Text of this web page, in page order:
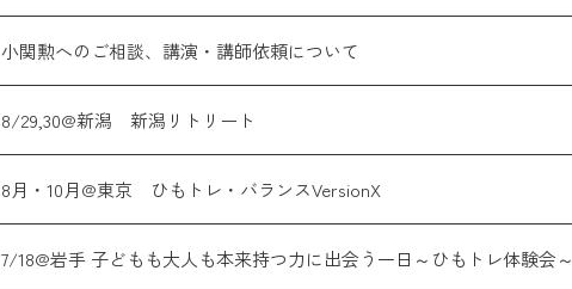
小関勲へのご相談、講演・講師依頼について
8/29,30@新潟 新潟リトリート
8月・10月@東京 ひもトレ・バランスVersionX
7/18@岩手 子どもも大人も本来持つ力に出会う一日～ひもトレ体験会～